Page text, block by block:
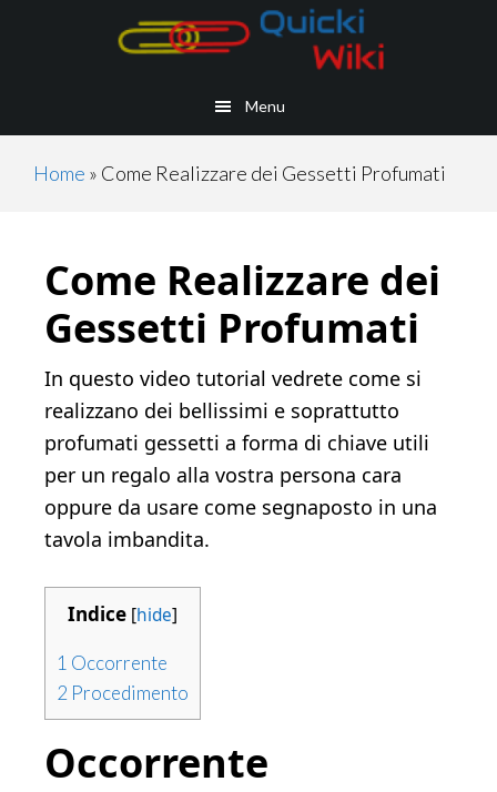
Menu
Home » Come Realizzare dei Gessetti Profumati
Come Realizzare dei
Gessetti Profumati
In questo video tutorial vedrete come si
realizzano dei bellissimi e soprattutto
profumati gessetti a forma di chiave utili
per un regalo alla vostra persona cara
oppure da usare come segnaposto in una
tavola imbandita.
Indice [hide]
1 Occorrente
2 Procedimento
Occorrente